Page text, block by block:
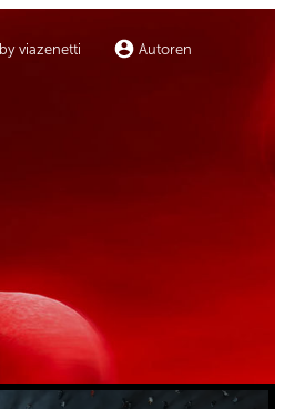
by viazenetti Autoren